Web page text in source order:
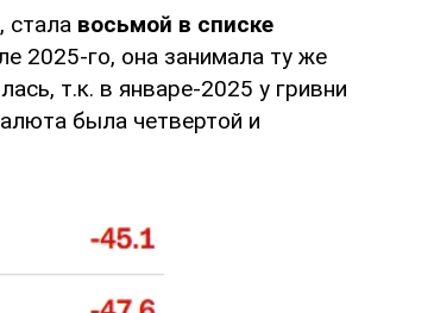
стала восьмой в списке
2025-го, она занимала ту же
т.к. в январе-2025 у гривни
была четвертой и